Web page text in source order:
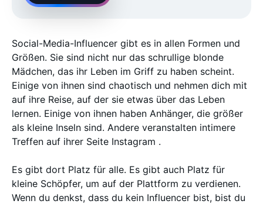
Social-Media-Influencer gibt es in allen Formen und
Größen. Sie sind nicht nur das schrullige blonde
Mädchen, das ihr Leben im Griff zu haben scheint.
Einige von ihnen sind chaotisch und nehmen dich mit
auf ihre Reise, auf der sie etwas über das Leben
lernen. Einige von ihnen haben Anhänger, die größer
als kleine Inseln sind. Andere veranstalten intimere
Treffen auf ihrer Seite Instagram .
Es gibt dort Platz für alle. Es gibt auch Platz für
kleine Schöpfer, um auf der Plattform zu verdienen.
Wenn du denkst, dass du kein Influencer bist, bist du